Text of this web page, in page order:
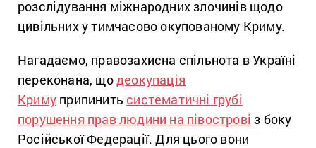
розслідування міжнародних злочинів щодо
цивільних у тимчасово окупованому Криму.
Нагадаємо, правозахисна спільнота в Україні
переконана, щодеокупація
Криму припинить систематичні грубі
порушення прав людини на півострові з боку
Російської Федерації. Для цього вони